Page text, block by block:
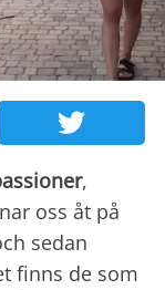
,
oss åt på
sedan
finns de som